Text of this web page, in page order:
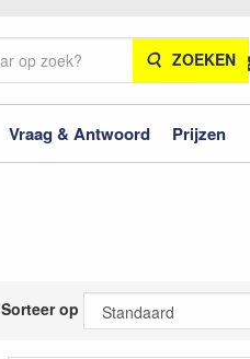
ZOEKEN
Vraag & Antwoord Prijzen
Sorteer op